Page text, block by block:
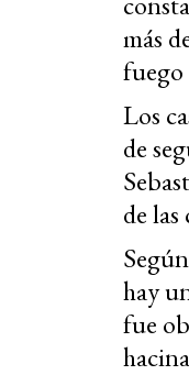
más
fuego
Los
de
de las
hay
fue